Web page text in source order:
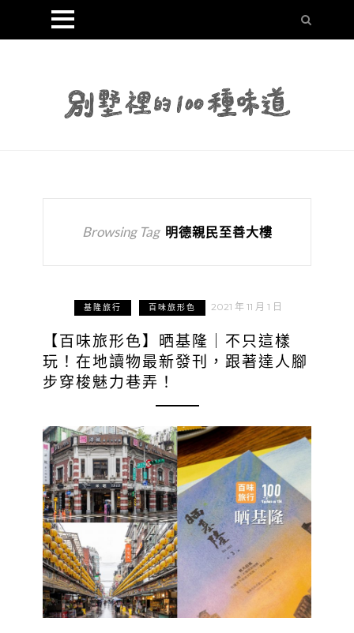
Browsing Tag 明德親民至善大樓
基隆旅行 百味旅形色 2021 年 11 月 1 日
【百味旅形色】晒基隆｜不只這樣
玩！在地讀物最新發刊，跟著達人腳
步穿梭魅力巷弄！